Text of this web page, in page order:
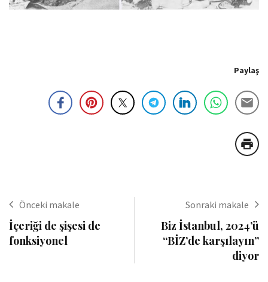
Paylaş
Önceki makale
İçeriği de şişesi de
fonksiyonel
Sonraki makale
Biz İstanbul, 2024’ü
“BİZ’de karşılayın”
diyor